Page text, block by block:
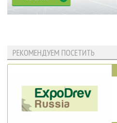
РЕКОМЕНДУЕМ ПОСЕТИТЬ